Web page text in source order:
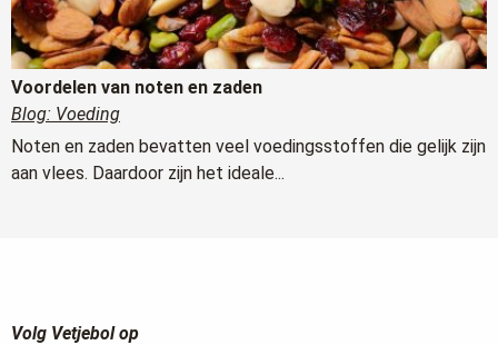
Voordelen van noten en zaden
Blog: Voeding
Noten en zaden bevatten veel voedingsstoffen die gelijk zijn
aan vlees. Daardoor zijn het ideale...
Volg Vetjebol op